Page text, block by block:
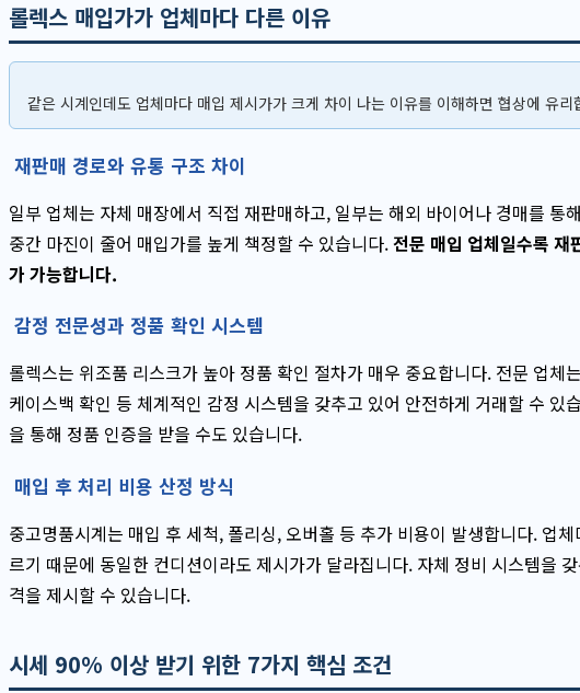
롤렉스 매입가가 업체마다 다른 이유
같은 시계인데도 업체마다 매입 제시가가 크게 차이 나는 이유를 이해하면 협상에 유리
재판매 경로와 유통 구조 차이
일부 업체는 자체 매장에서 직접 재판매하고, 일부는 해외 바이어나 경매를 통
중간 마진이 줄어 매입가를 높게 책정할 수 있습니다.전문 매입 업체일수록 재
가 가능합니다.
감정 전문성과 정품 확인 시스템
롤렉스는 위조품 리스크가 높아 정품 확인 절차가 매우 중요합니다. 전문 업체
케이스백 확인 등 체계적인 감정 시스템을 갖추고 있어 안전하게 거래할 수 있
을 통해 정품 인증을 받을 수도 있습니다.
매입 후 처리 비용 산정 방식
중고명품시계는 매입 후 세척, 폴리싱, 오버홀 등 추가 비용이 발생합니다. 업
르기 때문에 동일한 컨디션이라도 제시가가 달라집니다. 자체 정비 시스템을
격을 제시할 수 있습니다.
시세 90% 이상 받기 위한 7가지 핵심 조건